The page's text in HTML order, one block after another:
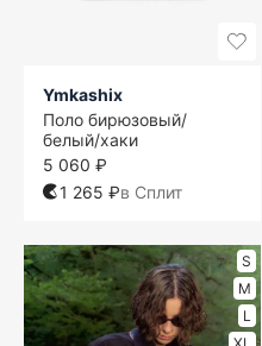
Ymkashix
Поло бирюзовый/
белый/хаки
5 060 ₽
1 265 ₽в Сплит
S
M
L